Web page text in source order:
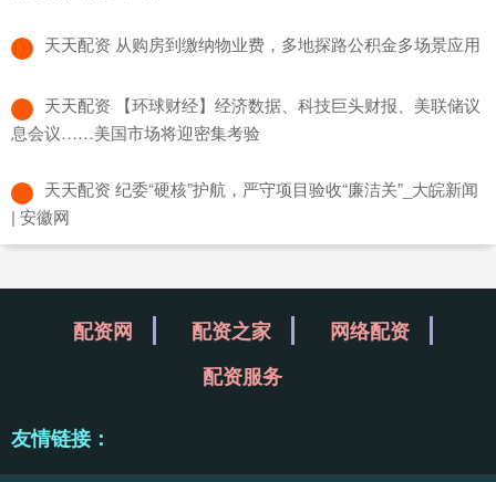
​天天配资 从购房到缴纳物业费，多地探路公积金多场景应用
​天天配资 【环球财经】经济数据、科技巨头财报、美联储议
息会议……美国市场将迎密集考验
​天天配资 纪委“硬核”护航，严守项目验收“廉洁关”_大皖新闻
| 安徽网
配资网 配资之家
网络配资
配资服务
友情链接：